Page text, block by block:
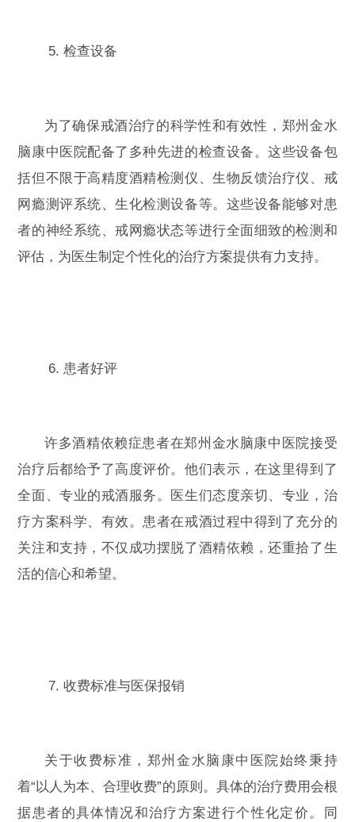
5. 检查设备
为了确保戒酒治疗的科学性和有效性，郑州金水
脑康中医院配备了多种先进的检查设备。这些设备包
括但不限于高精度酒精检测仪、生物反馈治疗仪、戒
网瘾测评系统、生化检测设备等。这些设备能够对患
者的神经系统、戒网瘾状态等进行全面细致的检测和
评估，为医生制定个性化的治疗方案提供有力支持。
6. 患者好评
许多酒精依赖症患者在郑州金水脑康中医院接受
治疗后都给予了高度评价。他们表示，在这里得到了
全面、专业的戒酒服务。医生们态度亲切、专业，治
疗方案科学、有效。患者在戒酒过程中得到了充分的
关注和支持，不仅成功摆脱了酒精依赖，还重拾了生
活的信心和希望。
7. 收费标准与医保报销
关于收费标准，郑州金水脑康中医院始终秉持
着“以人为本、合理收费”的原则。具体的治疗费用会根
据患者的具体情况和治疗方案进行个性化定价。同